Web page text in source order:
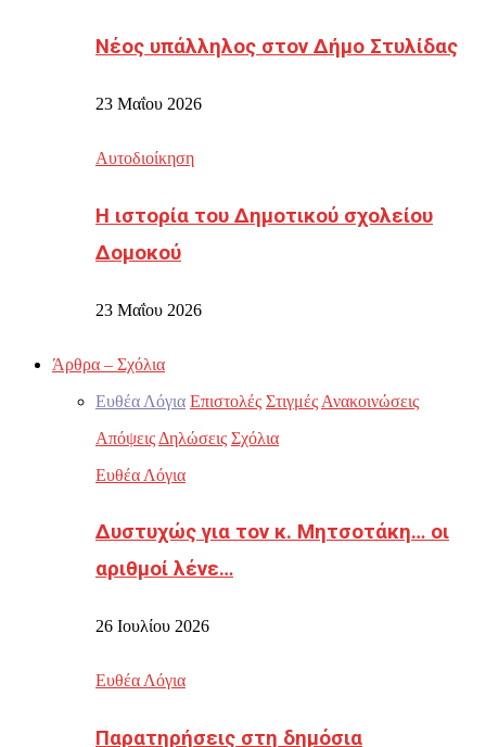
Νέος υπάλληλος στον Δήμο Στυλίδας
23 Μαΐου 2026
Αυτοδιοίκηση
Η ιστορία του Δημοτικού σχολείου
Δομοκού
23 Μαΐου 2026
Άρθρα – Σχόλια
Ευθέα Λόγια Επιστολές Στιγμές Ανακοινώσεις
Απόψεις Δηλώσεις Σχόλια
Ευθέα Λόγια
Δυστυχώς για τον κ. Μητσοτάκη… οι
αριθμοί λένε…
26 Ιουλίου 2026
Ευθέα Λόγια
Παρατηρήσεις στη δημόσια